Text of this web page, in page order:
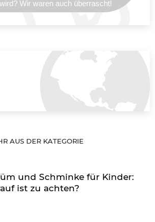
Wir waren auch überrascht!
AUS DER KATEGORIE
und Schminke für Kinder:
ist zu achten?